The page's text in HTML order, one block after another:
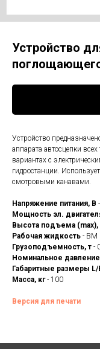
Устройство
Устройство
аппарата автосцепки
вариантах с
гидростанции.
смотровыми канавами.
Напряжение питания, В
Мощность эл.
Высота подъема
Рабочая жидкость - ВМ
Грузоподъемность, т -
Номинальное
Габаритные размеры
Масса, кг- 100
Версия для печати